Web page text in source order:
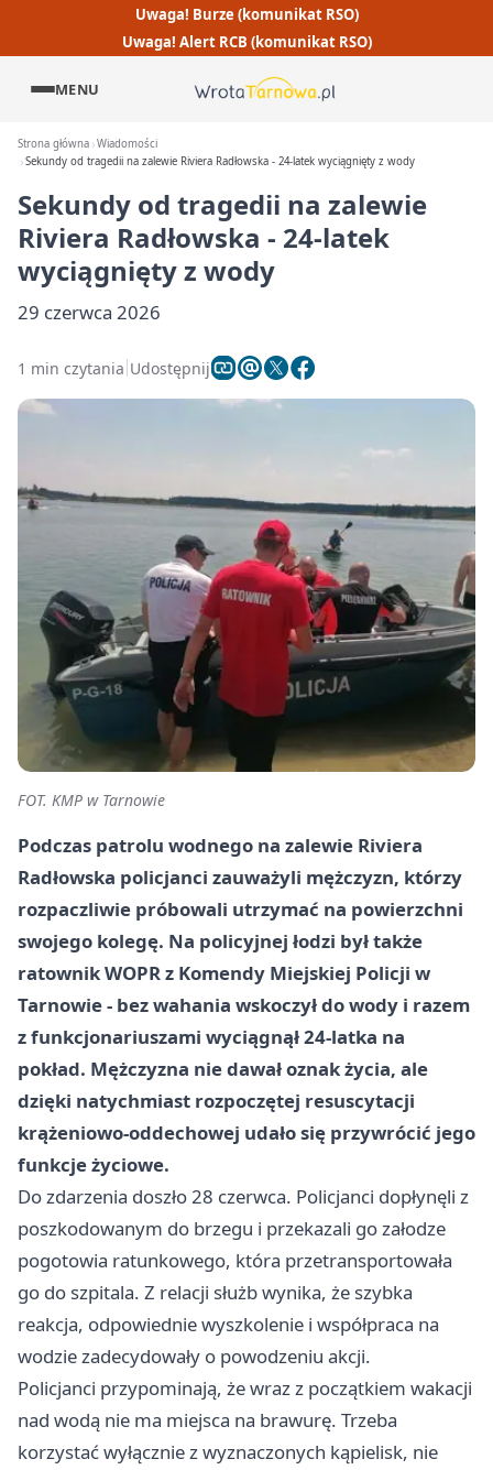
Uwaga! Burze (komunikat RSO)
Uwaga! Alert RCB (komunikat RSO)
MENU
Strona główna Wiadomości
Sekundy od tragedii na zalewie Riviera Radłowska - 24-latek wyciągnięty z wody
Sekundy od tragedii na zalewie
Riviera Radłowska - 24-latek
wyciągnięty z wody
29 czerwca 2026
1 min czytania Udostępnij
FOT. KMP w Tarnowie
Podczas patrolu wodnego na zalewie Riviera
Radłowska policjanci zauważyli mężczyzn, którzy
rozpaczliwie próbowali utrzymać na powierzchni
swojego kolegę. Na policyjnej łodzi był także
ratownik WOPR z Komendy Miejskiej Policji w
Tarnowie - bez wahania wskoczył do wody i razem
z funkcjonariuszami wyciągnął24-latka na
pokład. Mężczyzna nie dawał oznak życia, ale
dzięki natychmiast rozpoczętej resuscytacji
krążeniowo-oddechowej udało się przywrócić jego
funkcje życiowe.
Do zdarzenia doszło 28 czerwca. Policjanci dopłynęli z
poszkodowanym do brzegu i przekazali go załodze
pogotowia ratunkowego, która przetransportowała
go do szpitala. Z relacji służb wynika, że szybka
reakcja, odpowiednie wyszkolenie i współpraca na
wodzie zadecydowały o powodzeniu akcji.
Policjanci przypominają, że wraz z początkiem wakacji
nad wodą nie ma miejsca na brawurę. Trzeba
korzystać wyłącznie z wyznaczonych kąpielisk, nie